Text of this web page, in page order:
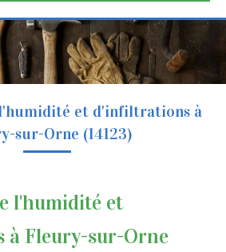
et d'infiltrations à
sur-Orne (14123)
l'humidité et
Fleury-sur-Orne